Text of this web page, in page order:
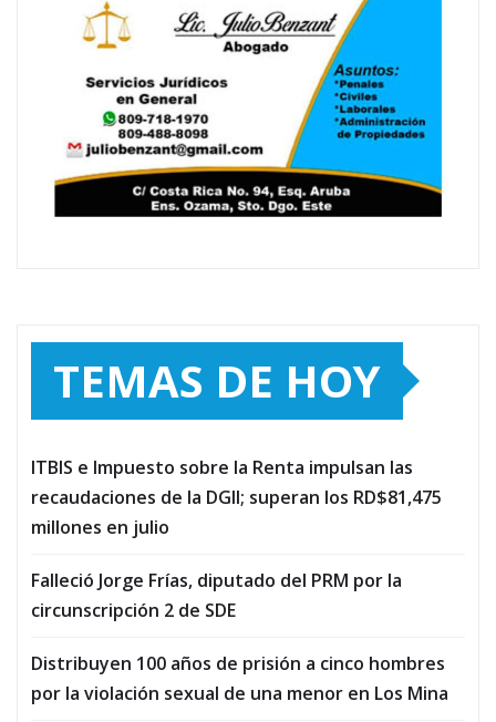
TEMAS DE HOY
ITBIS e Impuesto sobre la Renta impulsan las
recaudaciones de la DGII; superan los RD$81,475
millones en julio
Falleció Jorge Frías, diputado del PRM por la
circunscripción 2 de SDE
Distribuyen 100 años de prisión a cinco hombres
por la violación sexual de una menor en Los Mina